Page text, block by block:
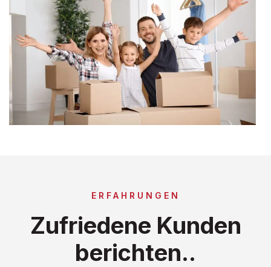
ERFAHRUNGEN
Zufriedene Kunden
berichten..